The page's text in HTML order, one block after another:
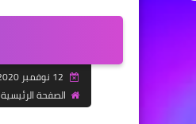
الصفحة الرئيسية